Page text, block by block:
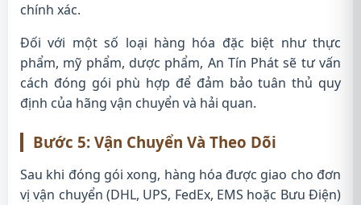
chính xác.
Đối với một số loại hàng hóa đặc biệt như thực
phẩm, mỹ phẩm, dược phẩm, An Tín Phát sẽ tư vấn
cách đóng gói phù hợp để đảm bảo tuân thủ quy
định của hãng vận chuyển và hải quan.
Bước 5: Vận Chuyển Và Theo Dõi
Sau khi đóng gói xong, hàng hóa được giao cho đơn
vị vận chuyển (DHL, UPS, FedEx, EMS hoặc Bưu Điện)